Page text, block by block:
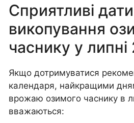
Сприятливі
викопування
часнику у
Якщо дотримуватися
календаря, найкращими
врожаю озимого часнику в
вважаються: